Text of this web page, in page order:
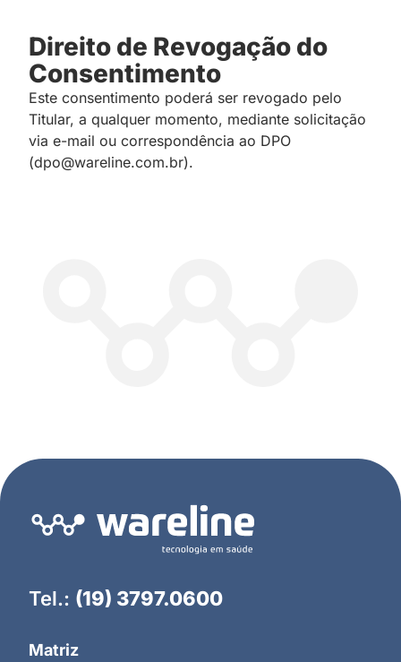
Direito de Revogação do
Consentimento
Este consentimento poderá ser revogado pelo
Titular, a qualquer momento, mediante solicitação
via e-mail ou correspondência ao DPO
(dpo@wareline.com.br).
Tel.: (19) 3797.0600
Matriz